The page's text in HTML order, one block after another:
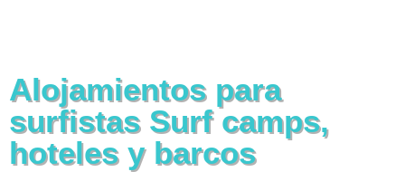
Alojamientos para
surfistas Surf camps,
hoteles y barcos